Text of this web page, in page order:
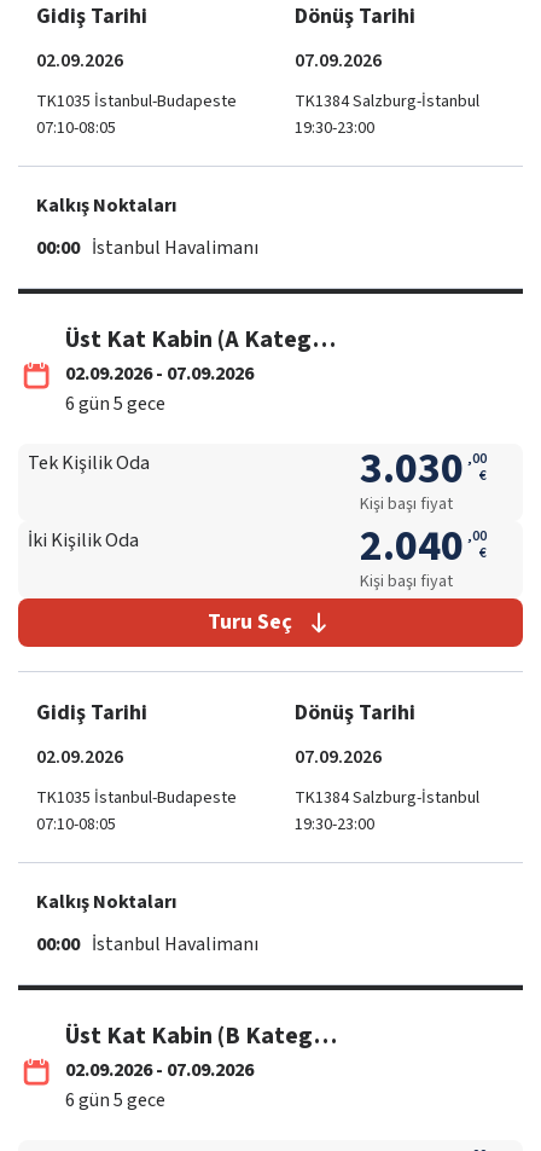
Gidiş Tarihi
02.09.2026
TK1035 İstanbul-Budapeste
07:10-08:05
Dönüş Tarihi
07.09.2026
TK1384 Salzburg-İstanbul
19:30-23:00
Kalkış Noktaları
00:00 İstanbul Havalimanı
Üst Kat Kabin (A Kategori 02-07 Eylül / THY
02.09.2026 - 07.09.2026
6gün5gece
Tek Kişilik Oda 3.030 ,00
€
Kişi başı fiyat
İki Kişilik Oda 2.040 ,00
€
Kişi başı fiyat
Turu Seç
Gidiş Tarihi
02.09.2026
TK1035 İstanbul-Budapeste
07:10-08:05
Dönüş Tarihi
07.09.2026
TK1384 Salzburg-İstanbul
19:30-23:00
Kalkış Noktaları
00:00 İstanbul Havalimanı
Üst Kat Kabin (B Kategori) 02-07 Eylül / THY
02.09.2026 - 07.09.2026
6gün5gece